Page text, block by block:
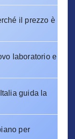
il prezzo è
laboratorio e
guida la
per